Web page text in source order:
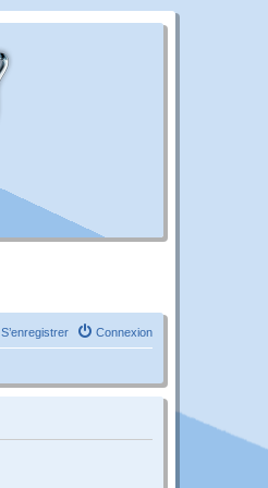
Connexion
S’enregistrer